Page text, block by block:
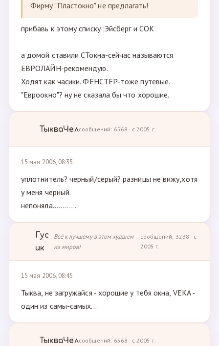
Фирму "Пластокно" не предлагать!
прибавь к этому списку :Эйсберг и СОК
а домой ставили СТокна-сейчас называются
ЕВРОЛАЙН-рекомендую.
Ходят как часики. ФЕНСТЕР-тоже путевые.
"Евроокно"? ну не сказала бы что хорошие.
ТыкваЧелсообщений: 6568 · с 2005 г.
15 мая 2006, 08:35
уплотнитель? черный/серый? разницы не вижу,хотя
у меня черный.
непоняла............
Гус
ик
Всё к лучшему в этом худшем
из миров!
сообщений: 3238 · с
2005 г.
15 мая 2006, 08:45
Тыква, не загружайся - хорошие у тебя окна, VEKA -
один из самы-самых...
ТыкваЧелсообщений: 6568 · с 2005 г.